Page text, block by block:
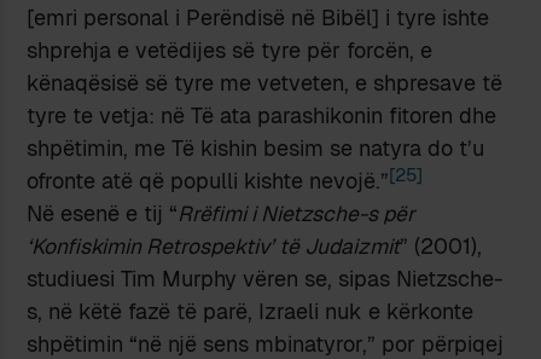
[emri personal i Perëndisë në Bibël] i tyre ishte
shprehja e vetëdijes së tyre për forcën, e
kënaqësisë së tyre me vetveten, e shpresave të
tyre te vetja: në Të ata parashikonin fitoren dhe
shpëtimin, me Të kishin besim se natyra do t’u
ofronte atë që populli kishte nevojë.”[25]
Në esenë e tij “Rrëfimi i Nietzsche-s për
‘Konfiskimin Retrospektiv’ të Judaizmit” (2001),
studiuesi Tim Murphy vëren se, sipas Nietzsche-
s, në këtë fazë të parë, Izraeli nuk e kërkonte
shpëtimin “në një sens mbinatyror,” por përpiqej